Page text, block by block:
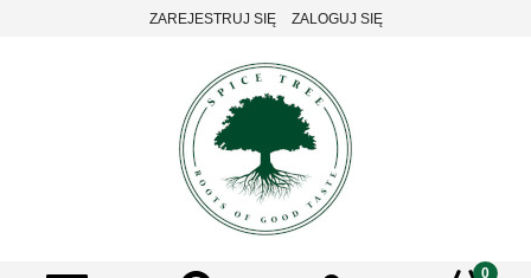
ZAREJESTRUJ SIĘ ZALOGUJ SIĘ